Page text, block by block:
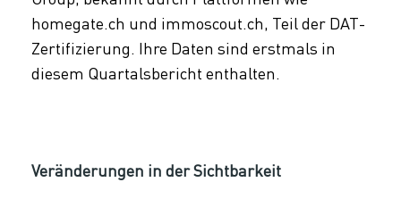
homegate.ch und immoscout.ch, Teil der DAT-
Zertifizierung. Ihre Daten sind erstmals in
diesem Quartalsbericht enthalten.
Veränderungen in der Sichtbarkeit